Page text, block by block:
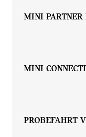
MINI PARTNER
MINI
PROBEFAHRT